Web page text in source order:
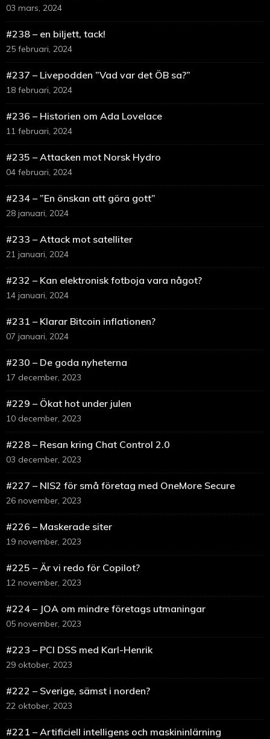
03 mars, 2024
#238 – en biljett, tack!
25 februari, 2024
#237 – Livepodden ”Vad var det ÖB sa?”
18 februari, 2024
#236 – Historien om Ada Lovelace
11 februari, 2024
#235 – Attacken mot Norsk Hydro
04 februari, 2024
#234 – ”En önskan att göra gott”
28 januari, 2024
#233 – Attack mot satelliter
21 januari, 2024
#232 – Kan elektronisk fotboja vara något?
14 januari, 2024
#231 – Klarar Bitcoin inflationen?
07 januari, 2024
#230 – De goda nyheterna
17 december, 2023
#229 – Ökat hot under julen
10 december, 2023
#228 – Resan kring Chat Control 2.0
03 december, 2023
#227 – NIS2 för små företag med OneMore Secure
26 november, 2023
#226 – Maskerade siter
19 november, 2023
#225 – Är vi redo för Copilot?
12 november, 2023
#224 – JOA om mindre företags utmaningar
05 november, 2023
#223 – PCI DSS med Karl-Henrik
29 oktober, 2023
#222 – Sverige, sämst i norden?
22 oktober, 2023
#221 – Artificiell intelligens och maskininlärning